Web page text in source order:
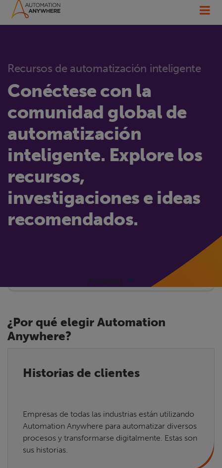
Recursos de automatización inteligente
Conéctese con la
comunidad global de
automatización
inteligente. Explore los
recursos,
investigaciones e ideas
recomendados.
Function
¿Por qué elegir Automation
Anywhere?
Historias de clientes
Empresas de todas las industrias están utilizando
Automation Anywhere para automatizar diversos
procesos y transformarse digitalmente. Estas son
sus historias.